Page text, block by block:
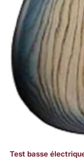
Test basse